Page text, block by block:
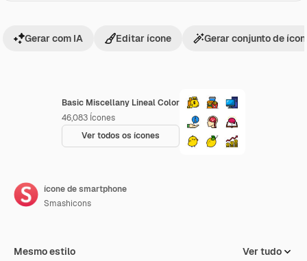
Basic Miscellany Lineal Color
46,083 Ícones
Ver todos os ícones
Gerar com IA Editar ícone Gerar conjunto de
ícone de smartphone
Smashicons
Mesmo estilo Ver tudo